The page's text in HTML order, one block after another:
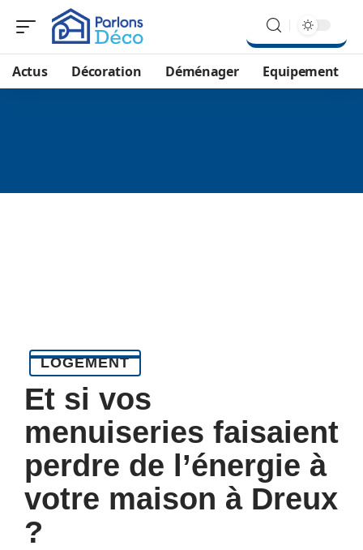
Actus Décoration Déménager Equipement
LOGEMENT
Et si vos
menuiseries faisaient
perdre de l’énergie à
votre maison à Dreux
?